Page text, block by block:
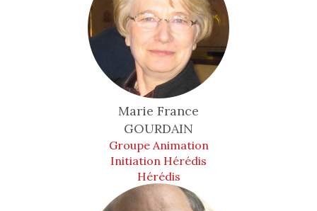
Marie France
GOURDAIN
Groupe Animation
Initiation Hérédis
Hérédis